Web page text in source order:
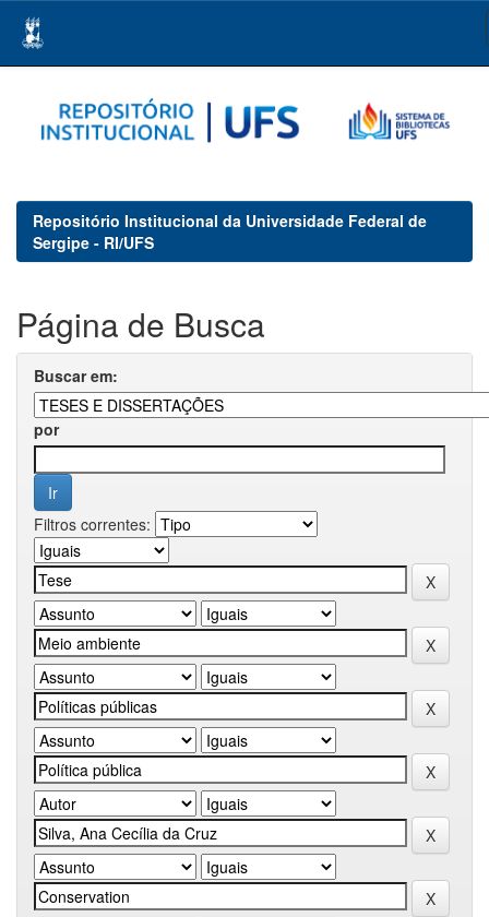
navigation
Repositório Institucional da Universidade Federal de
Sergipe - RI/UFS
Página de Busca
Buscar em:
por
Filtros correntes: